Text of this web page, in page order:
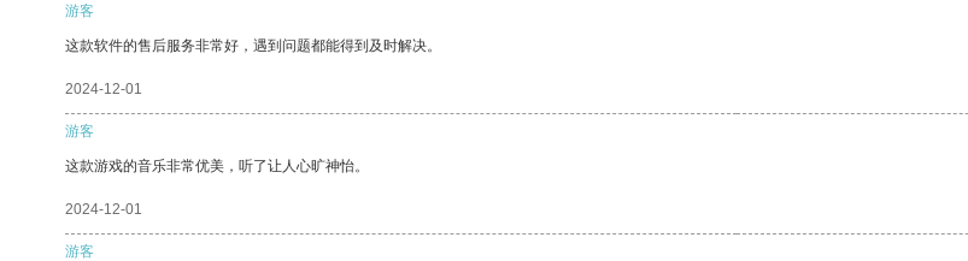
游客
这款软件的售后服务非常好，遇到问题都能得到及时解决。
2024-12-01
游客
这款游戏的音乐非常优美，听了让人心旷神怡。
2024-12-01
游客